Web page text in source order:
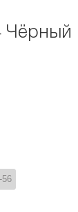
Чёрный
56